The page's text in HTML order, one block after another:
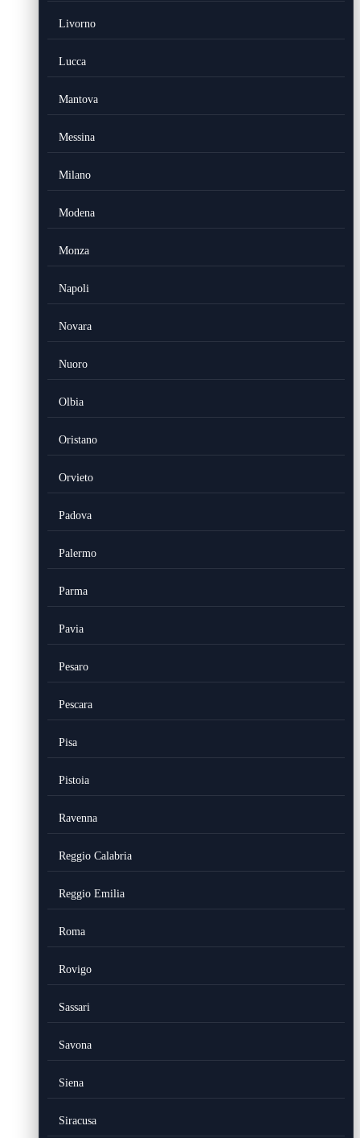
Livorno
Lucca
Mantova
Messina
Milano
Modena
Monza
Napoli
Novara
Nuoro
Olbia
Oristano
Orvieto
Padova
Palermo
Parma
Pavia
Pesaro
Pescara
Pisa
Pistoia
Ravenna
Reggio Calabria
Reggio Emilia
Roma
Rovigo
Sassari
Savona
Siena
Siracusa